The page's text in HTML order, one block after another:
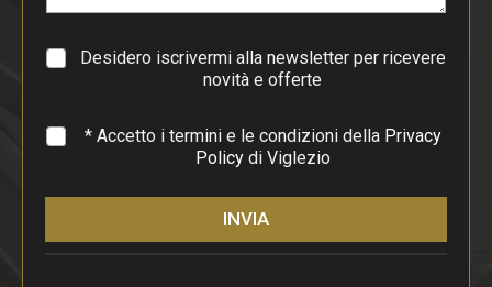
g
a
f
Desidero iscrivermi alla newsletter per ricevere
novità e offerte
* * Accetto i termini e le condizioni della Privacy
Policydi Viglezio
INVIA